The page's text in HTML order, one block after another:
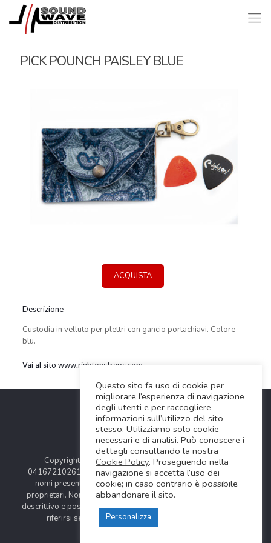
PICK POUNCH PAISLEY BLUE
ACQUISTA
Descrizione
Custodia in velluto per plettri con gancio portachiavi. Colore
blu.
Vai al sito www.rightonstraps.com
Copyright © 2024 Soundwave Distribution Srl - P.I.
04167210261 |
COOKIES POLICY| Tutti i marchi, i prodotti e i
nomi presentati in questo sito sono registrati dai legittimi
proprietari. Nomi e caratteristiche sono citati solamente al fine
descrittivo e possono variare senza obbligo di preavviso, quindi
riferirsi sempre ai siti web dei rispettivi costruttori.
Questo sito fa uso di cookie per
migliorare l’esperienza di navigazione
degli utenti e per raccogliere
informazioni sull’utilizzo del sito
stesso. Utilizziamo solo cookie
necessari e di analisi. Può conoscere i
dettagli consultando la nostra
Cookie Policy. Proseguendo nella
navigazione si accetta l’uso dei
cookie; in caso contrario è possibile
abbandonare il sito.
Personalizza